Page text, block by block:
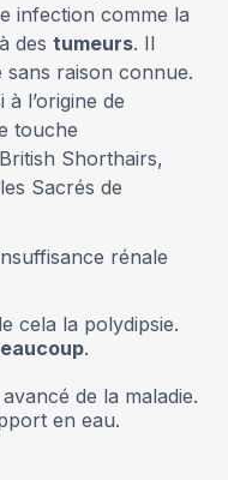
infection comme la
des tumeurs. Il
sans raison connue.
à l’origine de
touche
Shorthairs,
Sacrés de
rénale
cela la polydipsie.
.
de la maladie.
en eau.